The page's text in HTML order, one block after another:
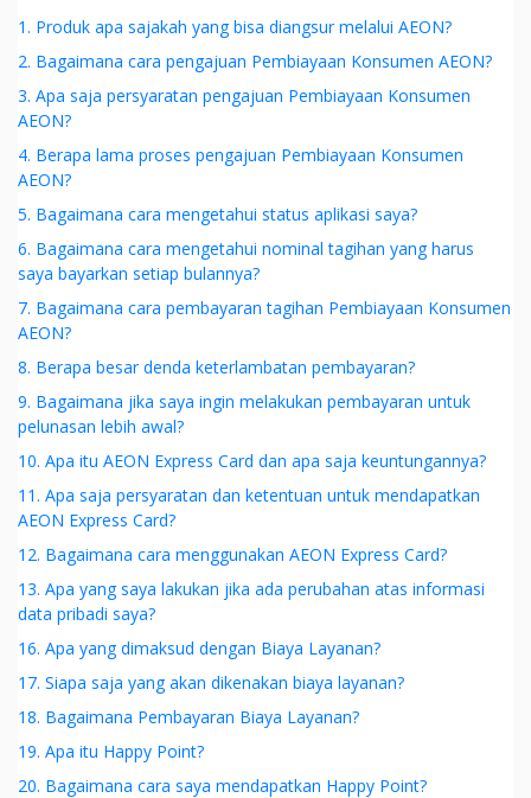
1. Produk apa sajakah yang bisa diangsur melalui AEON?
2. Bagaimana cara pengajuan Pembiayaan Konsumen AEON?
3. Apa saja persyaratan pengajuan Pembiayaan Konsumen
AEON?
4. Berapa lama proses pengajuan Pembiayaan Konsumen
AEON?
5. Bagaimana cara mengetahui status aplikasi saya?
6. Bagaimana cara mengetahui nominal tagihan yang harus
saya bayarkan setiap bulannya?
7. Bagaimana cara pembayaran tagihan Pembiayaan Konsumen
AEON?
8. Berapa besar denda keterlambatan pembayaran?
9. Bagaimana jika saya ingin melakukan pembayaran untuk
pelunasan lebih awal?
10. Apa itu AEON Express Card dan apa saja keuntungannya?
11. Apa saja persyaratan dan ketentuan untuk mendapatkan
AEON Express Card?
12. Bagaimana cara menggunakan AEON Express Card?
13. Apa yang saya lakukan jika ada perubahan atas informasi
data pribadi saya?
16. Apa yang dimaksud dengan Biaya Layanan?
17. Siapa saja yang akan dikenakan biaya layanan?
18. Bagaimana Pembayaran Biaya Layanan?
19. Apa itu Happy Point?
20. Bagaimana cara saya mendapatkan Happy Point?